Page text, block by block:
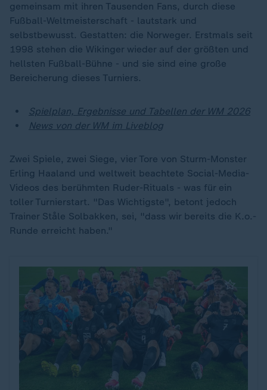
gemeinsam mit ihren Tausenden Fans, durch diese
Fußball-Weltmeisterschaft - lautstark und
selbstbewusst. Gestatten: die Norweger. Erstmals seit
1998 stehen die Wikinger wieder auf der größten und
hellsten Fußball-Bühne - und sie sind eine große
Bereicherung dieses Turniers.
Spielplan, Ergebnisse und Tabellen der WM 2026
News von der WM im Liveblog
Zwei Spiele, zwei Siege, vier Tore von Sturm-Monster
Erling Haaland und weltweit beachtete Social-Media-
Videos des berühmten Ruder-Rituals - was für ein
toller Turnierstart. "Das Wichtigste", betont jedoch
Trainer Ståle Solbakken, sei, "dass wir bereits die K.o.-
Runde erreicht haben."